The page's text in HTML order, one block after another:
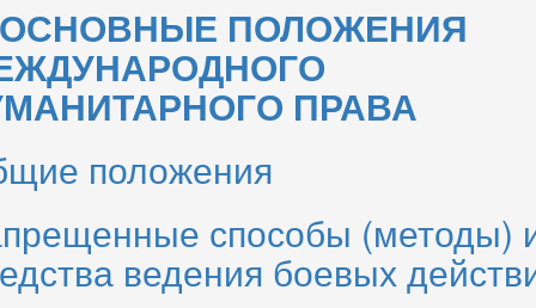
ОСНОВНЫЕ ПОЛОЖЕНИЯ
ПРАВА
положения
способы (методы)
ведения боевых